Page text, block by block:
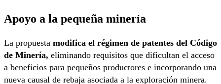
Apoyo a la pequeña minería
La propuesta modifica el régimen de patentes del Código
de Minería, eliminando requisitos que dificultan el acceso
a beneficios para pequeños productores e incorporando una
nueva causal de rebaja asociada a la exploración minera.